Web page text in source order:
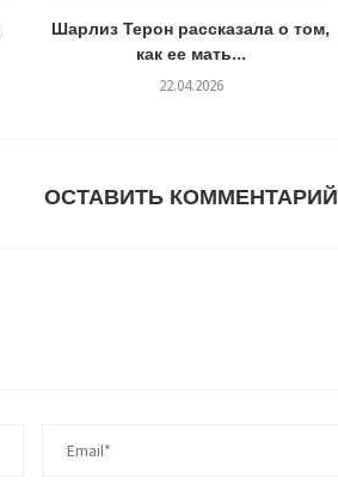
Шарлиз Терон рассказала о том,
как ее мать...
22.04.2026
ОСТАВИТЬ КОММЕНТАРИЙ